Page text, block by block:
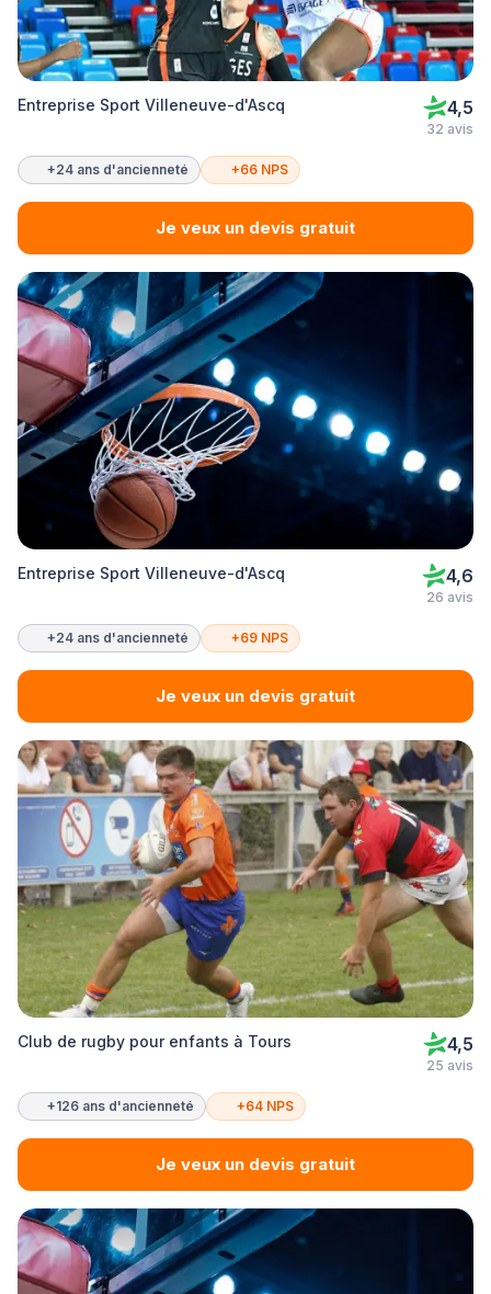
Entreprise Sport Villeneuve-d'Ascq 4,5
32 avis
+24 ans d'ancienneté +66 NPS
Je veux un devis gratuit
Entreprise Sport Villeneuve-d'Ascq 4,6
26 avis
+24 ans d'ancienneté +69 NPS
Je veux un devis gratuit
Club de rugby pour enfants à Tours 4,5
25 avis
+126 ans d'ancienneté +64 NPS
Je veux un devis gratuit